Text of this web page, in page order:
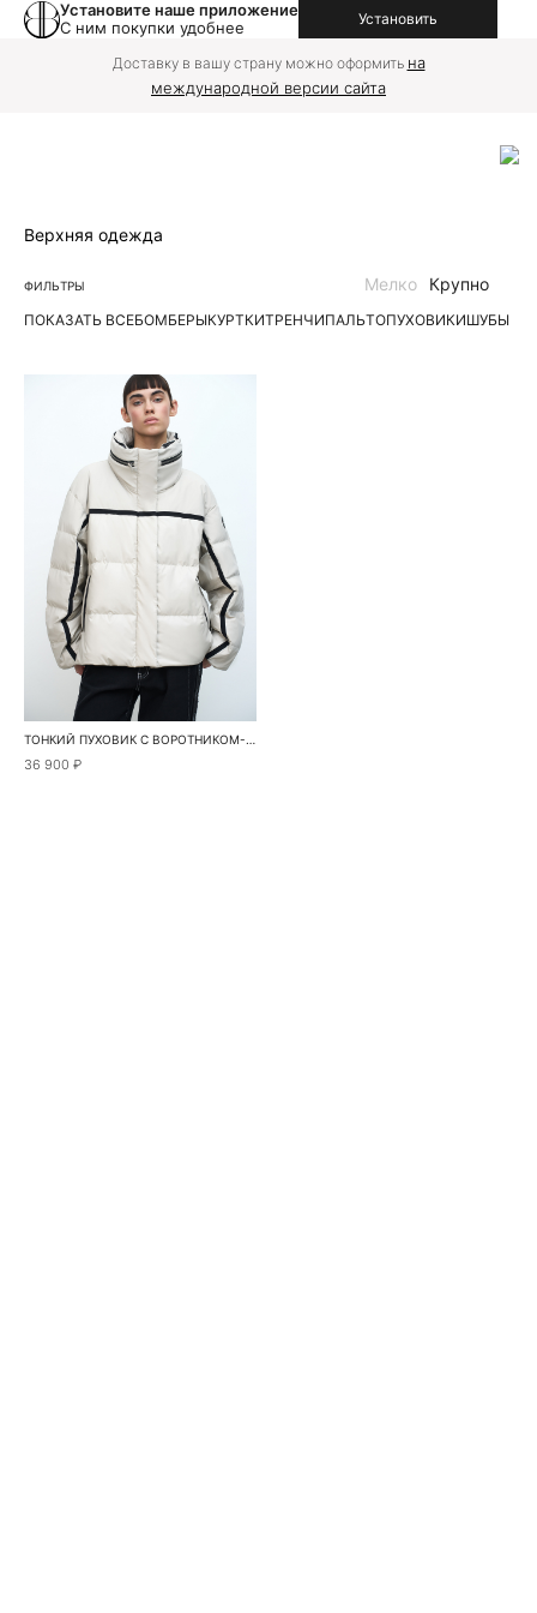
Установите наше приложение
С ним покупки удобнее
Установить
Доставку в вашу страну можно оформить на
международной версии сайта
Верхняя одежда
ФИЛЬТРЫ
ПОКАЗАТЬ ВСЕБОМБЕРЫКУРТКИТРЕНЧИПАЛЬТОПУХОВИКИШУБЫ |
Мелко Крупно
ТОНКИЙ ПУХОВИК С ВОРОТНИКОМ-СТОЙКОЙ
36 900 ₽